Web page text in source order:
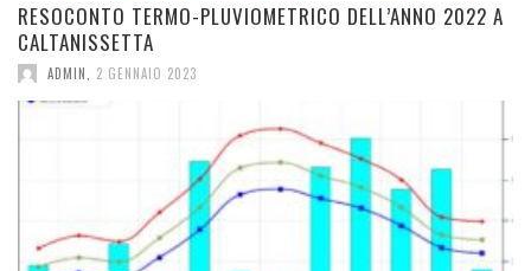
RESOCONTO TERMO-PLUVIOMETRICO DELL’ANNO 2022 A
CALTANISSETTA
ADMIN, 2 GENNAIO 2023